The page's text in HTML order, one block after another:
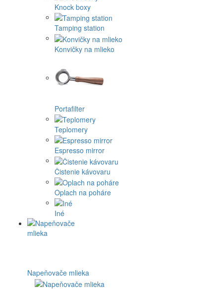
Knock boxy
Tamping station
Konvičky na mlieko
Portafilter
Teplomery
Espresso mirror
Čistenie kávovaru
Oplach na poháre
Iné
Napeňovače mlieka